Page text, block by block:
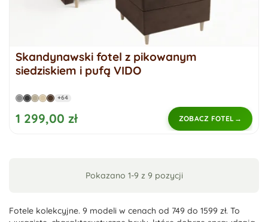
Skandynawski fotel z pikowanym
siedziskiem i pufą VIDO
+64
1 299,00 zł ZOBACZ FOTEL
Pokazano 1-9 z 9 pozycji
Fotele kolekcyjne. 9 modeli w cenach od 749 do 1599 zł. To